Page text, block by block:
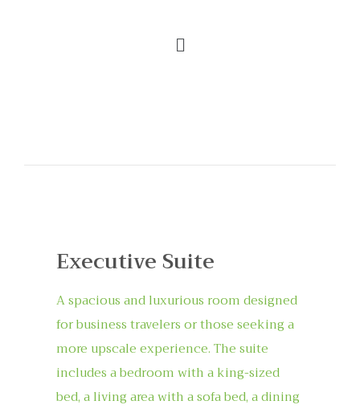
Executive Suite
A spacious and luxurious room designed
for business travelers or those seeking a
more upscale experience. The suite
includes a bedroom with a king-sized
bed, a living area with a sofa bed, a dining